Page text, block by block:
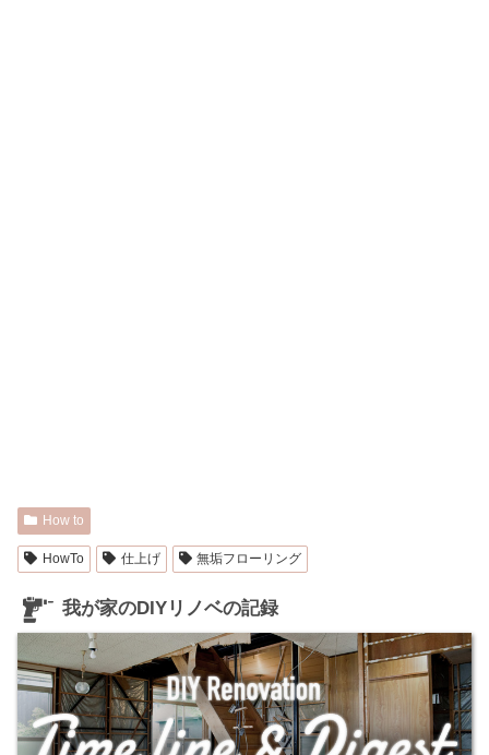
How to
HowTo 仕上げ 無垢フローリング
我が家のDIYリノベの記録